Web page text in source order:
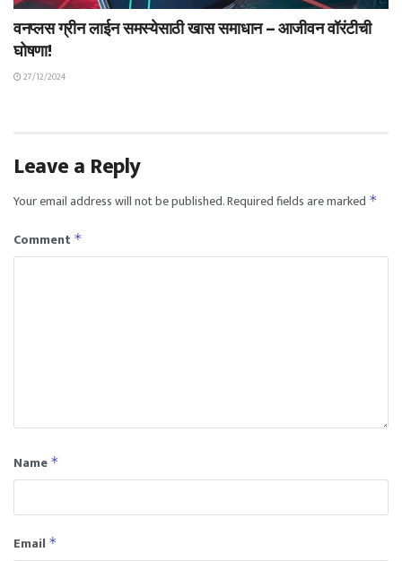
वनप्लस ग्रीन लाईन समस्येसाठी खास समाधान – आजीवन वॉरंटीची
घोषणा!
27/12/2024
Leave a Reply
Your email address will not be published.Required fields are marked *
Comment *
Name *
Email *